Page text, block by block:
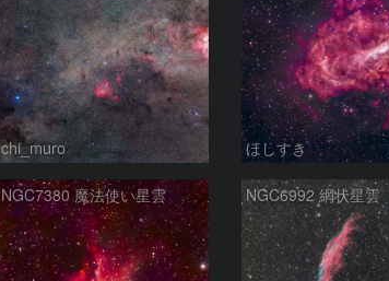
chi_muro ほしすき
NGC7380 魔法使い星雲 NGC6992 網状星雲